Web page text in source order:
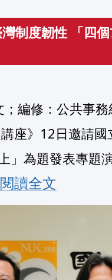
灣制度韌性 「四
座》12日邀請
」為題發表專題
讀全文